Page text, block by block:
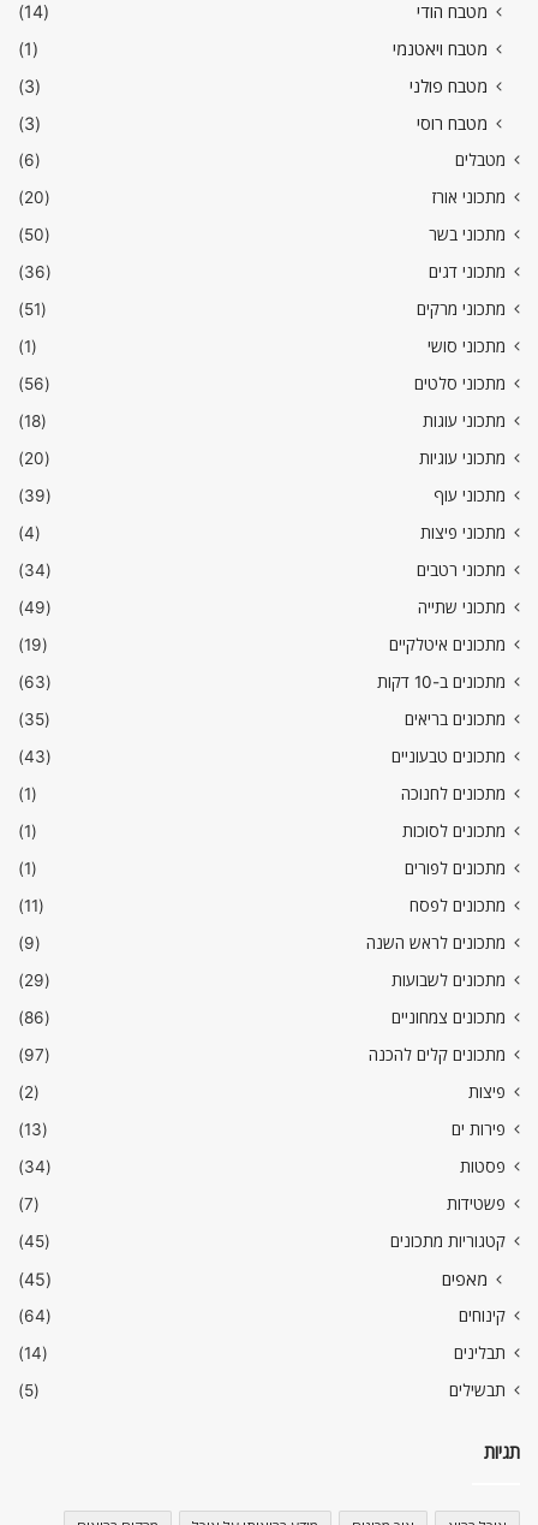
מטבח הודי
(14)
מטבח ויאטנמי
(1)
מטבח פולני
(3)
מטבח רוסי
(3)
מטבלים
(6)
מתכוני אורז
(20)
מתכוני בשר
(50)
מתכוני דגים
(36)
מתכוני מרקים
(51)
מתכוני סושי
(1)
מתכוני סלטים
(56)
מתכוני עוגות
(18)
מתכוני עוגיות
(20)
מתכוני עוף
(39)
מתכוני פיצות
(4)
מתכוני רטבים
(34)
מתכוני שתייה
(49)
מתכונים איטלקיים
(19)
מתכונים ב-10 דקות
(63)
מתכונים בריאים
(35)
מתכונים טבעוניים
(43)
מתכונים לחנוכה
(1)
מתכונים לסוכות
(1)
מתכונים לפורים
(1)
מתכונים לפסח
(11)
מתכונים לראש השנה
(9)
מתכונים לשבועות
(29)
מתכונים צמחוניים
(86)
מתכונים קלים להכנה
(97)
פיצות
(2)
פירות ים
(13)
פסטות
(34)
פשטידות
(7)
קטגוריות מתכונים
(45)
מאפים (45)
קינוחים
(64)
תבלינים
(14)
תבשילים
(5)
תגיות